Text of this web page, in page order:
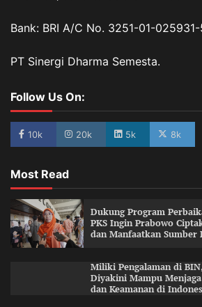
Bank: BRI A/C No. 3251-01-
PT Sinergi Dharma Semesta.
Follow Us On:
10k 20k 5k 8k
Most Read
Dukung Program
PKS Ingin Prabowo
dan Manfaatkan Sumber
Miliki Pengalaman di
Diyakini Mampu
dan Keamanan di